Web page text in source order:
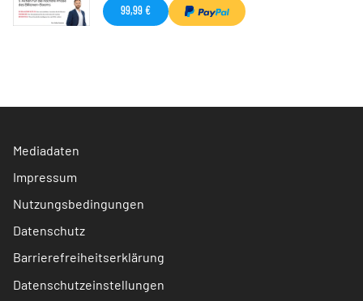
99,99 €
Mediadaten
Impressum
Nutzungsbedingungen
Datenschutz
Barrierefreiheitserklärung
Datenschutzeinstellungen